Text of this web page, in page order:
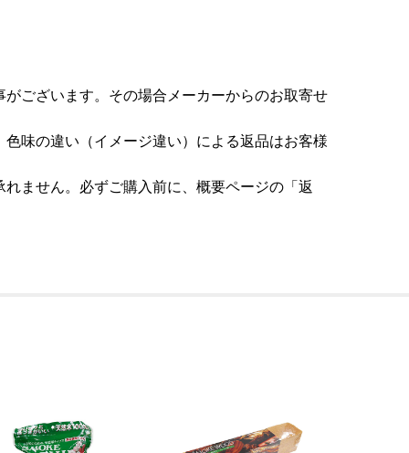
ございます。その場合メーカーからのお取寄せ
味の違い（イメージ違い）による返品はお客様
ません。必ずご購入前に、概要ページの「返